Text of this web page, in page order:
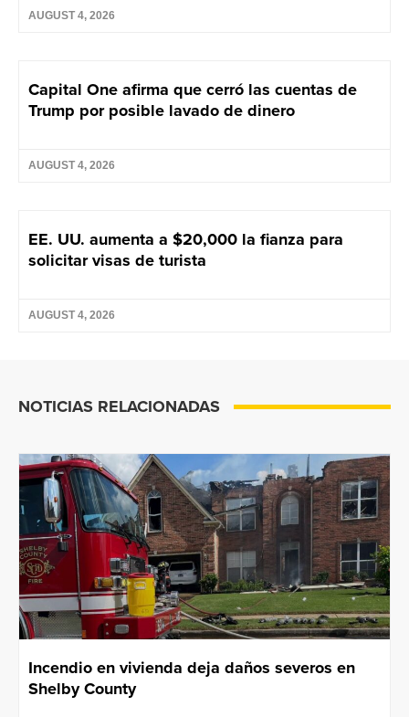
AUGUST 4, 2026
Capital One afirma que cerró las cuentas de
Trump por posible lavado de dinero
AUGUST 4, 2026
EE. UU. aumenta a $20,000 la fianza para
solicitar visas de turista
AUGUST 4, 2026
NOTICIAS RELACIONADAS
Incendio en vivienda deja daños severos en
Shelby County